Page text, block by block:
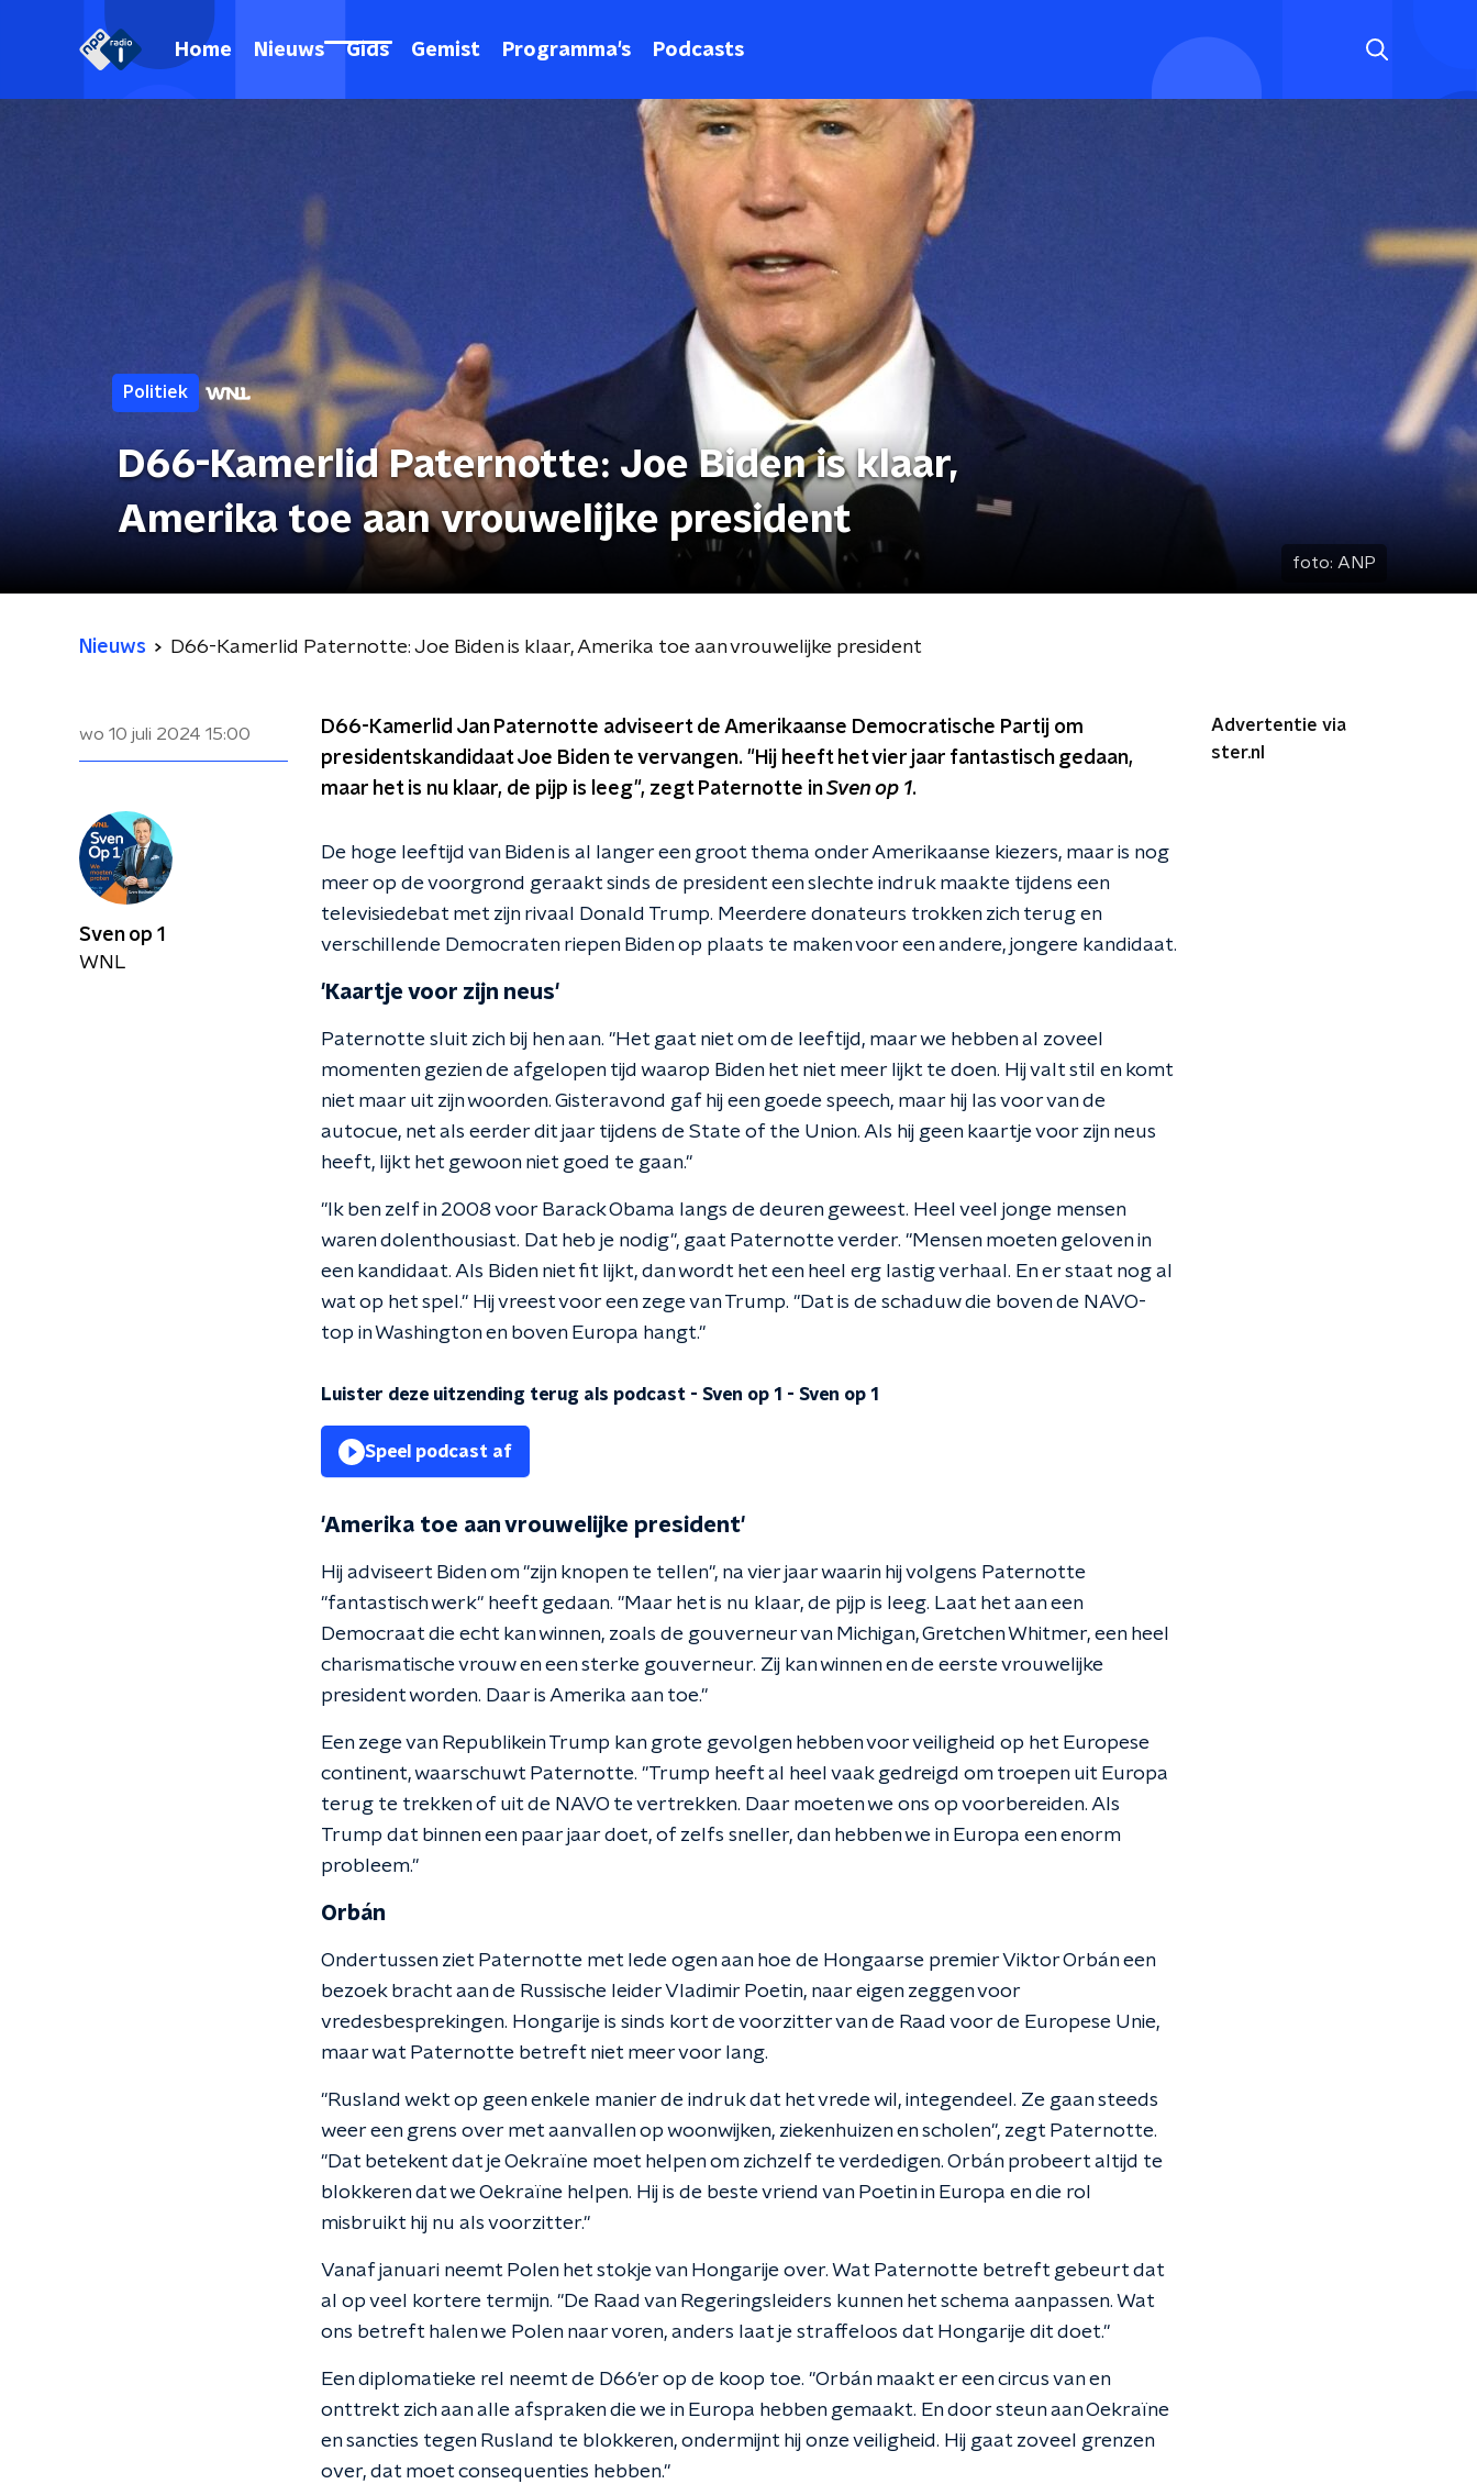
Home Nieuws Gids Gemist Programma's Podcasts
Politiek
D66-Kamerlid Paternotte: Joe Biden is klaar,
Amerika toe aan vrouwelijke president
foto: ANP
Nieuws D66-Kamerlid Paternotte: Joe Biden is klaar, Amerika toe aan vrouwelijke president
wo 10 juli 2024 15:00
D66-Kamerlid Jan Paternotte adviseert de Amerikaanse Democratische Partij om
presidentskandidaat Joe Biden te vervangen. "Hij heeft het vier jaar fantastisch gedaan,
maar het is nu klaar, de pijp is leeg", zegt Paternotte inSven op 1.
De hoge leeftijd van Biden is al langer een groot thema onder Amerikaanse kiezers, maar is nog
meer op de voorgrond geraakt sinds de president een slechte indruk maakte tijdens een
televisiedebat met zijn rivaal Donald Trump. Meerdere donateurs trokken zich terug en
verschillende Democraten riepen Biden op plaats te maken voor een andere, jongere kandidaat.
'Kaartje voor zijn neus'
Paternotte sluit zich bij hen aan. "Het gaat niet om de leeftijd, maar we hebben al zoveel
momenten gezien de afgelopen tijd waarop Biden het niet meer lijkt te doen. Hij valt stil en komt
niet maar uit zijn woorden. Gisteravond gaf hij een goede speech, maar hij las voor van de
autocue, net als eerder dit jaar tijdens de State of the Union. Als hij geen kaartje voor zijn neus
heeft, lijkt het gewoon niet goed te gaan."
"Ik ben zelf in 2008 voor Barack Obama langs de deuren geweest. Heel veel jonge mensen
waren dolenthousiast. Dat heb je nodig", gaat Paternotte verder. "Mensen moeten geloven in
een kandidaat. Als Biden niet fit lijkt, dan wordt het een heel erg lastig verhaal. En er staat nog al
wat op het spel." Hij vreest voor een zege van Trump. "Dat is de schaduw die boven de NAVO-
top in Washington en boven Europa hangt."
Luister deze uitzending terug als podcast - Sven op 1 - Sven op 1
Speel podcast af
'Amerika toe aan vrouwelijke president'
Hij adviseert Biden om "zijn knopen te tellen", na vier jaar waarin hij volgens Paternotte
"fantastisch werk" heeft gedaan. "Maar het is nu klaar, de pijp is leeg. Laat het aan een
Democraat die echt kan winnen, zoals de gouverneur van Michigan, Gretchen Whitmer, een heel
charismatische vrouw en een sterke gouverneur. Zij kan winnen en de eerste vrouwelijke
president worden. Daar is Amerika aan toe."
Een zege van Republikein Trump kan grote gevolgen hebben voor veiligheid op het Europese
continent, waarschuwt Paternotte. "Trump heeft al heel vaak gedreigd om troepen uit Europa
terug te trekken of uit de NAVO te vertrekken. Daar moeten we ons op voorbereiden. Als
Trump dat binnen een paar jaar doet, of zelfs sneller, dan hebben we in Europa een enorm
probleem."
Orbán
Ondertussen ziet Paternotte met lede ogen aan hoe de Hongaarse premier Viktor Orbán een
bezoek bracht aan de Russische leider Vladimir Poetin, naar eigen zeggen voor
vredesbesprekingen. Hongarije is sinds kort de voorzitter van de Raad voor de Europese Unie,
maar wat Paternotte betreft niet meer voor lang.
"Rusland wekt op geen enkele manier de indruk dat het vrede wil, integendeel. Ze gaan steeds
weer een grens over met aanvallen op woonwijken, ziekenhuizen en scholen", zegt Paternotte.
"Dat betekent dat je Oekraïne moet helpen om zichzelf te verdedigen. Orbán probeert altijd te
blokkeren dat we Oekraïne helpen. Hij is de beste vriend van Poetin in Europa en die rol
misbruikt hij nu als voorzitter."
Vanaf januari neemt Polen het stokje van Hongarije over. Wat Paternotte betreft gebeurt dat
al op veel kortere termijn. "De Raad van Regeringsleiders kunnen het schema aanpassen. Wat
ons betreft halen we Polen naar voren, anders laat je straffeloos dat Hongarije dit doet."
Een diplomatieke rel neemt de D66'er op de koop toe. "Orbán maakt er een circus van en
onttrekt zich aan alle afspraken die we in Europa hebben gemaakt. En door steun aan Oekraïne
en sancties tegen Rusland te blokkeren, ondermijnt hij onze veiligheid. Hij gaat zoveel grenzen
over, dat moet consequenties hebben."
Advertentie via
ster.nl
Sven op 1
WNL